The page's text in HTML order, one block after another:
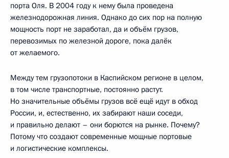
порта Оля. В 2004 году к нему была проведена
железнодорожная линия. Однако до сих пор на полную
мощность порт не заработал, да и объём грузов,
перевозимых по железной дороге, пока далёк
от желаемого.
Между тем грузопотоки в Каспийском регионе в целом,
в том числе транспортные, постоянно растут.
Но значительные объёмы грузов всё ещё идут в обход
России, и, естественно, их забирают наши соседи,
и правильно делают – они борются на рынке. Почему?
Потому что создают современные мощные портовые
и логистические комплексы.